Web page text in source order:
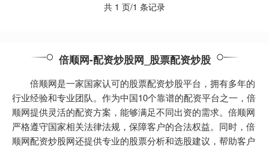
共 1 页/1 条记录
倍顺网-配资炒股网_股票配资炒股
倍顺网是一家国家认可的股票配资炒股平台，拥有多年的
行业经验和专业团队。作为中国10个靠谱的配资平台之一，倍
顺网提供灵活的配资方案，能够满足不同出资的需求。倍顺网
严格遵守国家相关法律法规，保障客户的合法权益。同时，倍
顺网配资炒股网还提供专业的股票分析和选股建议，帮助客户